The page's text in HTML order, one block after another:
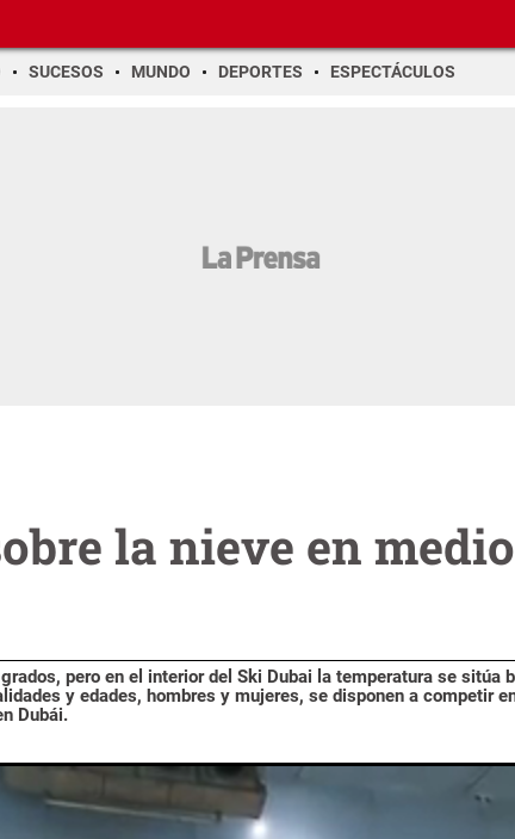
SUCESOS MUNDO DEPORTES ESPECTÁCULOS
la nieve en
pero en el interior del Ski Dubai la temperatura se sitúa
y edades, hombres y mujeres, se disponen a competir
Dubái.